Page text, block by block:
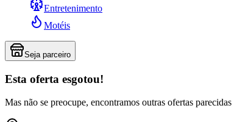
Entretenimento
Motéis
Seja parceiro
Esta oferta esgotou!
Mas não se preocupe, encontramos outras ofertas